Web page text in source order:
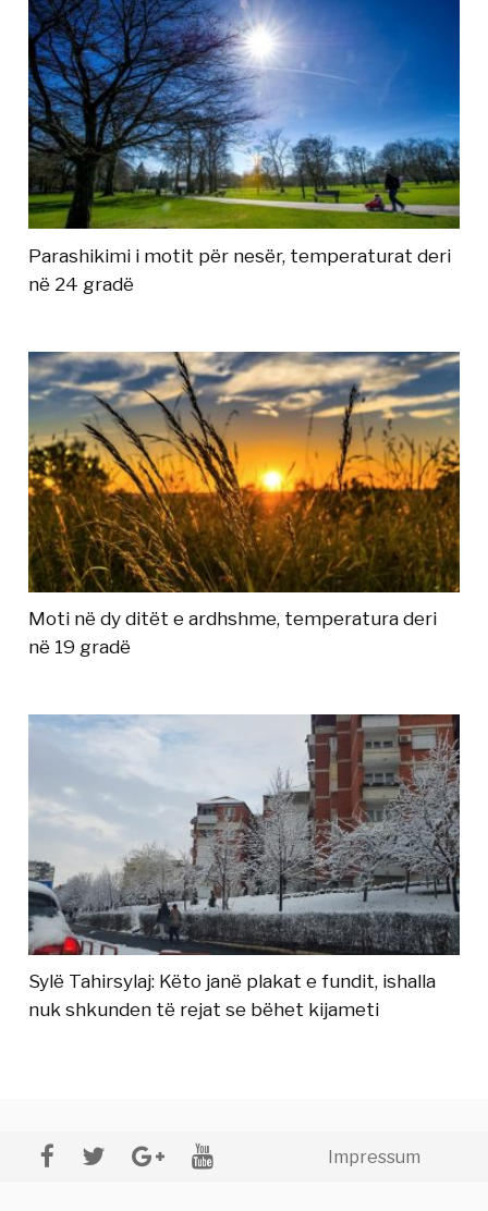
Parashikimi i motit për nesër, temperaturat deri
në 24 gradë
Moti në dy ditët e ardhshme, temperatura deri
në 19 gradë
Sylë Tahirsylaj: Këto janë plakat e fundit, ishalla
nuk shkunden të rejat se bëhet kijameti
Impressum